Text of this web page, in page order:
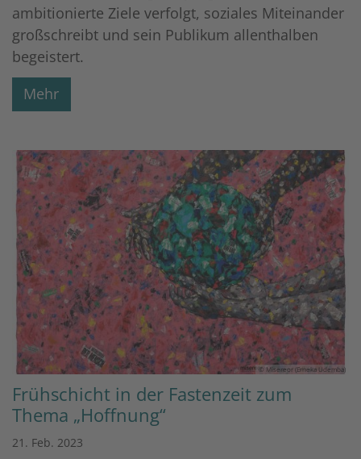
ambitionierte Ziele verfolgt, soziales Miteinander
großschreibt und sein Publikum allenthalben
begeistert.
Mehr
© Misereor (Erneka Udemba)
Frühschicht in der Fastenzeit zum
Thema „Hoffnung“
21. Feb. 2023